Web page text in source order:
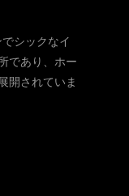
シックなイ
であり、ホー
開されていま